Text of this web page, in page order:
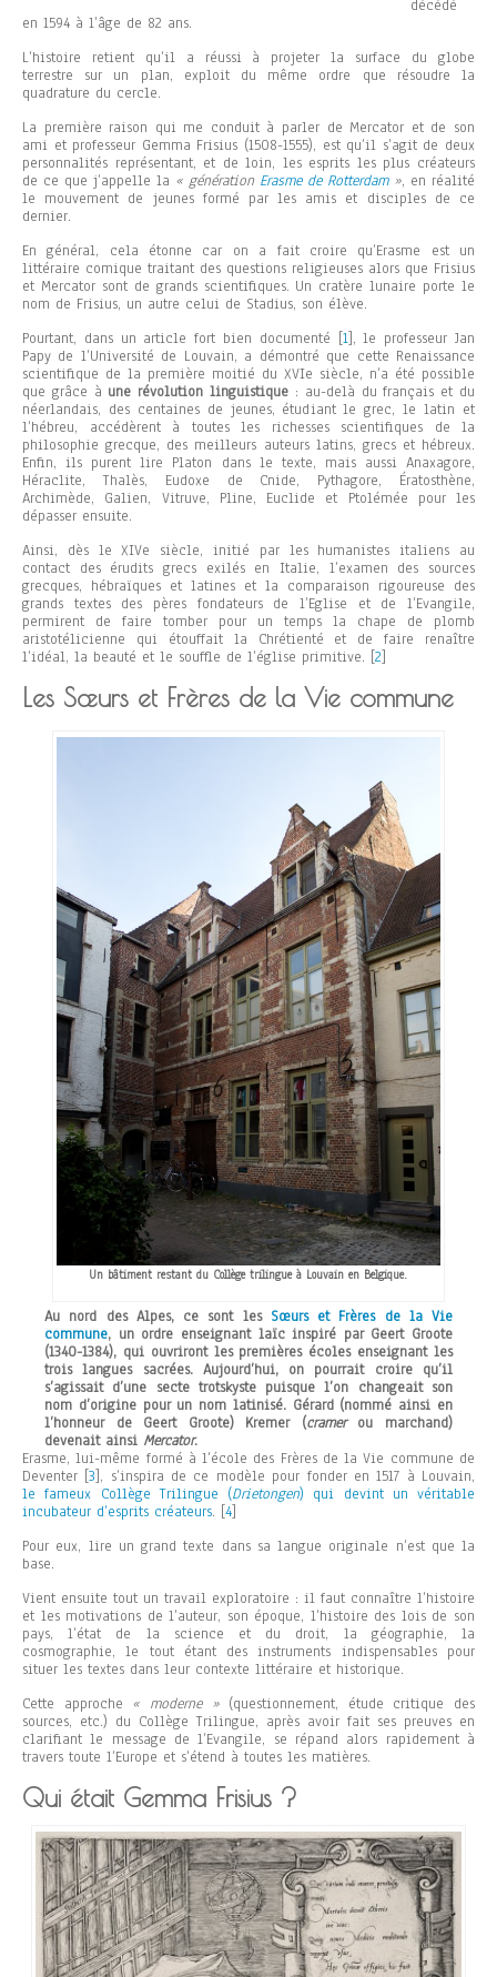
décédé
en 1594 à l’âge de 82 ans.
L’histoire retient qu’il a réussi à projeter la surface du globe
terrestre sur un plan, exploit du même ordre que résoudre la
quadrature du cercle.
La première raison qui me conduit à parler de Mercator et de son
ami et professeur Gemma Frisius (1508-1555), est qu’il s’agit de deux
personnalités représentant, et de loin, les esprits les plus créateurs
de ce que j’appelle la « génération Erasme de Rotterdam», en réalité
le mouvement de jeunes formé par les amis et disciples de ce
dernier.
En général, cela étonne car on a fait croire qu’Erasme est un
littéraire comique traitant des questions religieuses alors que Frisius
et Mercator sont de grands scientifiques. Un cratère lunaire porte le
nom de Frisius, un autre celui de Stadius, son élève.
Pourtant, dans un article fort bien documenté
1] , le professeur Jan
Papy de l’Université de Louvain, a démontré que cette Renaissance
scientifique de la première moitié du XVIe siècle, n’a été possible
que grâce à une révolution linguistique : au-delà du français et du
néerlandais, des centaines de jeunes, étudiant le grec, le latin et
l’hébreu, accédèrent à toutes les richesses scientifiques de la
philosophie grecque, des meilleurs auteurs latins, grecs et hébreux.
Enfin, ils purent lire Platon dans le texte, mais aussi Anaxagore,
Héraclite, Thalès, Eudoxe de Cnide, Pythagore, Ératosthène,
Archimède, Galien, Vitruve, Pline, Euclide et Ptolémée pour les
dépasser ensuite.
Ainsi, dès le XIVe siècle, initié par les humanistes italiens au
contact des érudits grecs exilés en Italie, l’examen des sources
grecques, hébraïques et latines et la comparaison rigoureuse des
grands textes des pères fondateurs de l’Eglise et de l’Evangile,
permirent de faire tomber pour un temps la chape de plomb
aristotélicienne qui étouffait la Chrétienté et de faire renaître
l’idéal, la beauté et le souffle de l’église primitive. 2
Les Sœurs et Frères de la Vie commune
Un bâtiment restant du Collège trilingue à Louvain en Belgique.
Au nord des Alpes, ce sont les Sœurs et Frères de la Vie
commune, un ordre enseignant laïc inspiré par Geert Groote
(1340-1384), qui ouvriront les premières écoles enseignant les
trois langues sacrées. Aujourd’hui, on pourrait croire qu’il
s’agissait d’une secte trotskyste puisque l’on changeait son
nom d’origine pour un nom latinisé. Gérard (nommé ainsi en
l’honneur de Geert Groote) Kremer (cramerou marchand)
devenait ainsi Mercator.
Erasme, lui-même formé à l’école des Frères de la Vie commune de
Deventer [3], s’inspira de ce modèle pour fonder en 1517 à Louvain,
le fameux Collège Trilingue (Drietongen) qui devint un véritable
incubateur d’esprits créateurs. [4]
Pour eux, lire un grand texte dans sa langue originale n’est que la
base.
Vient ensuite tout un travail exploratoire : il faut connaître l’histoire
et les motivations de l’auteur, son époque, l’histoire des lois de son
pays, l’état de la science et du droit, la géographie, la
cosmographie, le tout étant des instruments indispensables pour
situer les textes dans leur contexte littéraire et historique.
Cette approche « moderne »(questionnement, étude critique des
sources, etc.) du Collège Trilingue, après avoir fait ses preuves en
clarifiant le message de l’Evangile, se répand alors rapidement à
travers toute l’Europe et s’étend à toutes les matières.
Qui était Gemma Frisius ?